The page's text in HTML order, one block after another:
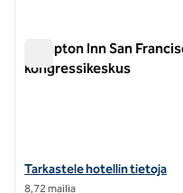
Hampton Inn San
kongressikeskus
Katso Hampton Inn San
Tarkastele hotellin tietoja
8,72 mailia